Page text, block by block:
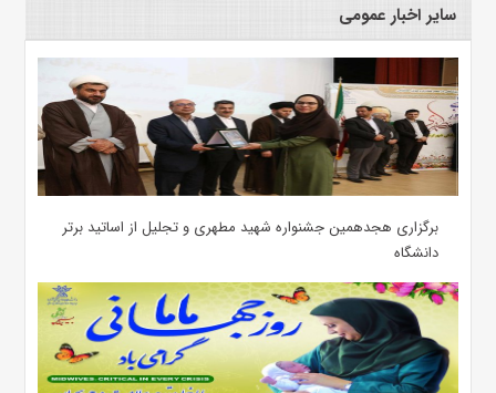
سایر اخبار عمومی
برگزاری هجدهمین جشنواره شهید مطهری و تجلیل از اساتید برتر
دانشگاه